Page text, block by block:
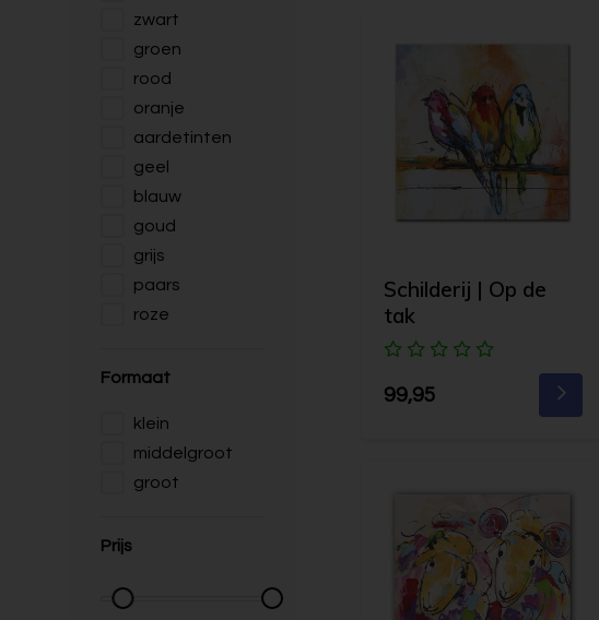
zwart
groen
rood
oranje
aardetinten
geel
blauw
goud
grijs
paars
roze
Formaat
klein
middelgroot
groot
Prijs
Schilderij | Op de
tak
99,95